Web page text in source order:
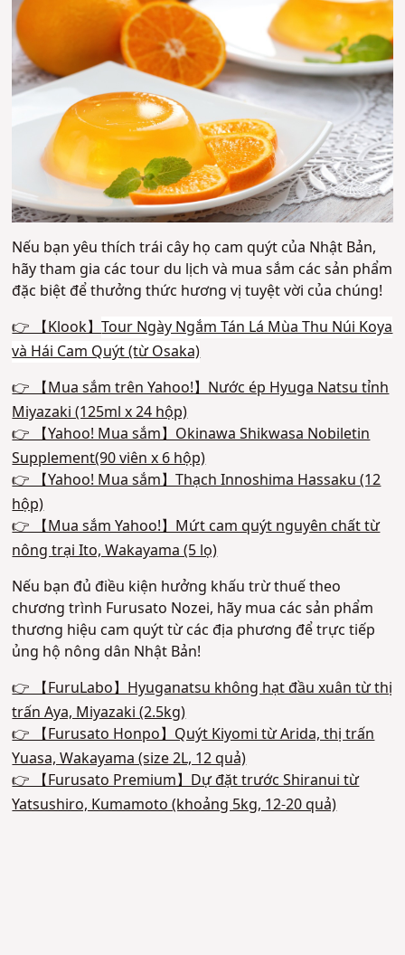
Nếu bạn yêu thích trái cây họ cam quýt của Nhật Bản,
hãy tham gia các tour du lịch và mua sắm các sản phẩm
đặc biệt để thưởng thức hương vị tuyệt vời của chúng!
👉 【Klook】Tour Ngày Ngắm Tán Lá Mùa Thu Núi Koya
và Hái Cam Quýt (từ Osaka)
👉 【Mua sắm trên Yahoo!】Nước ép Hyuga Natsu tỉnh
Miyazaki (125ml x 24 hộp)
👉 【Yahoo! Mua sắm】Okinawa Shikwasa Nobiletin
Supplement(90 viên x 6 hộp)
👉 【Yahoo! Mua sắm】Thạch Innoshima Hassaku (12
hộp)
👉 【Mua sắm Yahoo!】Mứt cam quýt nguyên chất từ
nông trại Ito, Wakayama (5 lọ)
Nếu bạn đủ điều kiện hưởng khấu trừ thuế theo
chương trình Furusato Nozei, hãy mua các sản phẩm
thương hiệu cam quýt từ các địa phương để trực tiếp
ủng hộ nông dân Nhật Bản!
👉 【FuruLabo】Hyuganatsu không hạt đầu xuân từ thị
trấn Aya, Miyazaki (2.5kg)
👉 【Furusato Honpo】Quýt Kiyomi từ Arida, thị trấn
Yuasa, Wakayama (size 2L, 12 quả)
👉 【Furusato Premium】Dự đặt trước Shiranui từ
Yatsushiro, Kumamoto (khoảng 5kg, 12-20 quả)